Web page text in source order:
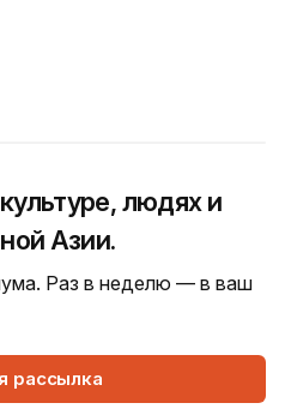
людях и
Азии.
Раз в неделю — в ваш
рассылка